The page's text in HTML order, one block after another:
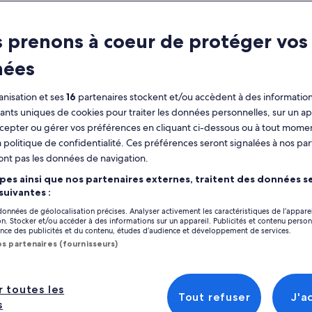
Annulation
gratuite
Coupon sur
mobile
Confirmation
immédiate
Prise en charge
depuis certains
hôtels
Plusieurs langues
passer la journée avec moi, habitant de
afin que je puisse vous montrer les
sites de l'île.
autres merveilles de Moorea, c'est ce qui vous
avec Enjoy Moorea !
Afficher
Paopao
Point de
prenons à coeur de protéger vos
et ses16 partenaires stockent et/ou accèdent à des
uniques de cookies pour traiter les données personnelles, sur un
ou gérer vos préférences en cliquant ci-dessous ou à tout
politique de confidentialité. Ces préférences seront signalées à nos
pas les données de navigation.
ainsi que nos partenaires externes, traitent des données
:
de géolocalisation précises. Analyser activement les caractéristiques de
Stocker et/ou accéder à des informations sur un appareil. Publicités et contenu
des publicités et du contenu, études d’audience et développement de services.
partenaires (fournisseurs)
toutes les
Tout refuser